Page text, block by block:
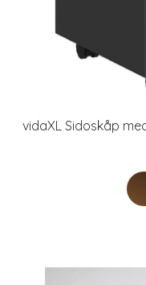
vidaXL Sidoskåp